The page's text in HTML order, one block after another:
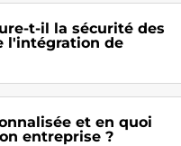
t-il la sécurité des
l'intégration de
et en quoi
entreprise ?